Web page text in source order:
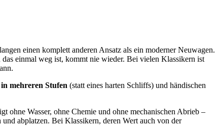
einen komplett anderen Ansatz als ein moderner Neuwagen.
einmal weg ist, kommt nie wieder. Bei vielen Klassikern ist
mehreren Stufen (statt eines harten Schliffs) und händischen
ohne Wasser, ohne Chemie und ohne mechanischen Abrieb –
abplatzen. Bei Klassikern, deren Wert auch von der